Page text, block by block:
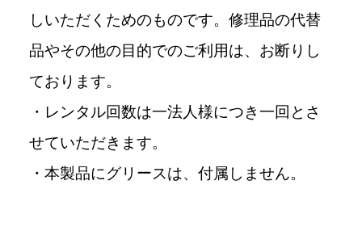
しいただくためのものです。修理品の代替
品やその他の目的でのご利用は、お断りし
ております。
・レンタル回数は一法人様につき一回とさ
せていただきます。
・本製品にグリースは、付属しません。